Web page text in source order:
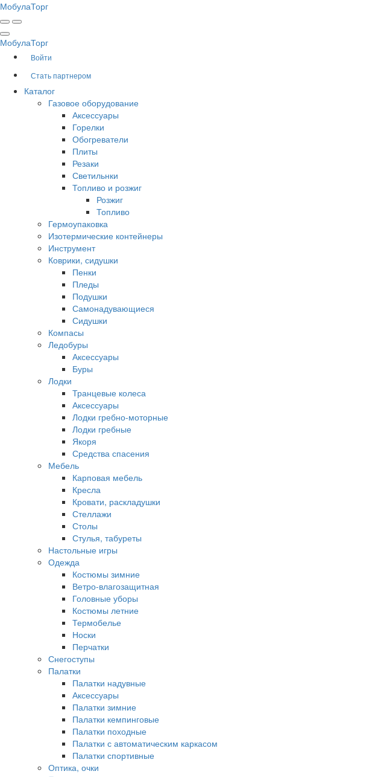
МобулаТорг
МобулаТорг
Войти
Стать партнером
Каталог
Газовое оборудование
Аксессуары
Горелки
Обогреватели
Плиты
Резаки
Светильнки
Топливо и розжиг
Розжиг
Топливо
Гермоупаковка
Изотермические контейнеры
Инструмент
Коврики, сидушки
Пенки
Пледы
Подушки
Самонадувающиеся
Сидушки
Компасы
Ледобуры
Аксессуары
Буры
Лодки
Транцевые колеса
Аксессуары
Лодки гребно-моторные
Лодки гребные
Якоря
Средства спасения
Мебель
Карповая мебель
Кресла
Кровати, раскладушки
Стеллажи
Столы
Стулья, табуреты
Настольные игры
Одежда
Костюмы зимние
Ветро-влагозащитная
Головные уборы
Костюмы летние
Термобелье
Носки
Перчатки
Снегоступы
Палатки
Палатки надувные
Аксессуары
Палатки зимние
Палатки кемпинговые
Палатки походные
Палатки с автоматическим каркасом
Палатки спортивные
Оптика, очки